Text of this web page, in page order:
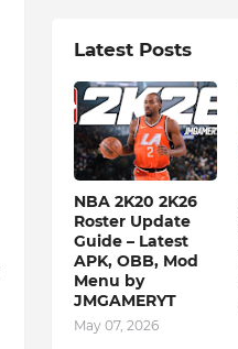
Latest Posts
NBA 2K20 2K26
Roster Update
Guide – Latest
APK, OBB, Mod
Menu by
JMGAMERYT
May 07, 2026